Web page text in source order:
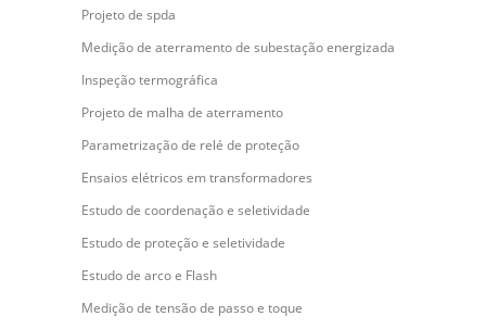
Projeto de spda
Medição de aterramento de subestação energizada
Inspeção termográfica
Projeto de malha de aterramento
Parametrização de relé de proteção
Ensaios elétricos em transformadores
Estudo de coordenação e seletividade
Estudo de proteção e seletividade
Estudo de arco e Flash
Medição de tensão de passo e toque